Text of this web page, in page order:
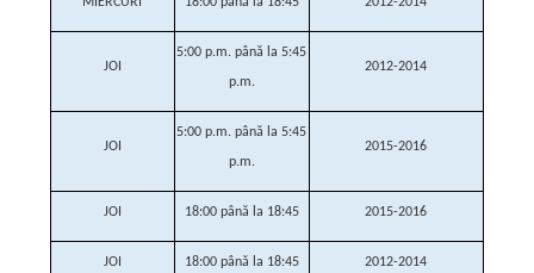
JOI
5:00 p.m. până la 5:45
p.m.
2012-2014
JOI
5:00 p.m. până la 5:45
p.m.
2015-2016
JOI 18:00 până la 18:45 2015-2016
JOI 18:00 până la 18:45 2012-2014